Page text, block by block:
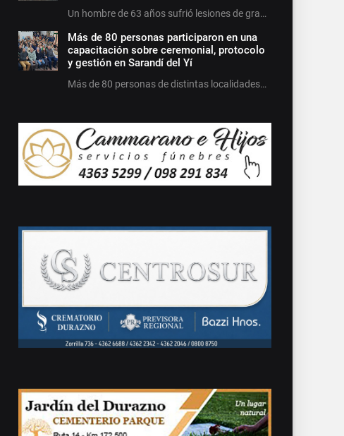
Un hombre de 63 años sufrió lesiones de gra…
Más de 80 personas participaron en una
capacitación sobre ceremonial, protocolo
y gestión en Sarandí del Yí
Más de 80 personas de distintas localidades…